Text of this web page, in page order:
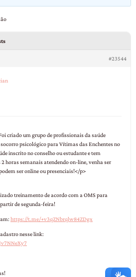
#23544
criado um grupo de profissionais da saúde
psicológico para Vítimas das Enchentes no
inscrito no conselho ou estudante e tem
horas semanais atendendo on-line, venha ser
ser online ou presenciais!</p>
treinamento de acordo com a OMS para
de segunda-feira!
https://t.me/+v3qZNbrqlw84ZDgx
nesse link: